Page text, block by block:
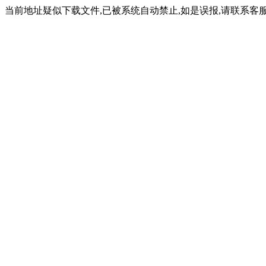
当前地址疑似下载文件,已被系统自动禁止,如是误报,请联系客